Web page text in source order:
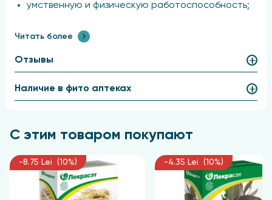
умственную и физическую работоспособность;
ускоряют привыкание глаз к темноте;
астенических.
депрессивных состояниях.
повышенной сонливости.
при хронической усталости, связанной с
хроническими инфекционными заболеваниями и
Читать более
Отзывы
Наличие в фито аптеках
С этим товаром покупают
-8.75 Lei (10%) -4.35 Lei (10%)